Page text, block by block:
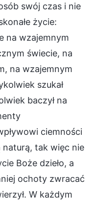
swój czas i nie
życie:
na wzajemnym
świecie, na
na wzajemnym
szukał
baczył na
ciemności
naturą, tak więc nie
Boże dzieło, a
ochoty zwracać
W każdym